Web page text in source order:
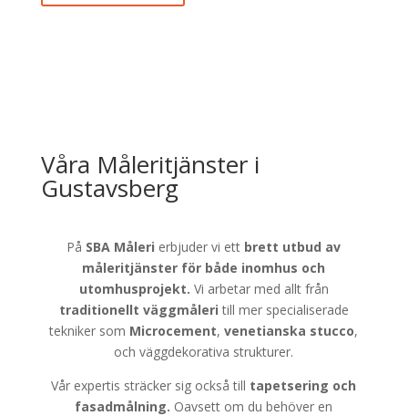
Våra Måleritjänster i
Gustavsberg
På SBA Måleri erbjuder vi ett brett utbud av
måleritjänster för både inomhus och
utomhusprojekt. Vi arbetar med allt från
traditionellt väggmåleri till mer specialiserade
tekniker som Microcement,venetianska stucco,
och väggdekorativa strukturer.
Vår expertis sträcker sig också till tapetsering och
fasadmålning. Oavsett om du behöver en